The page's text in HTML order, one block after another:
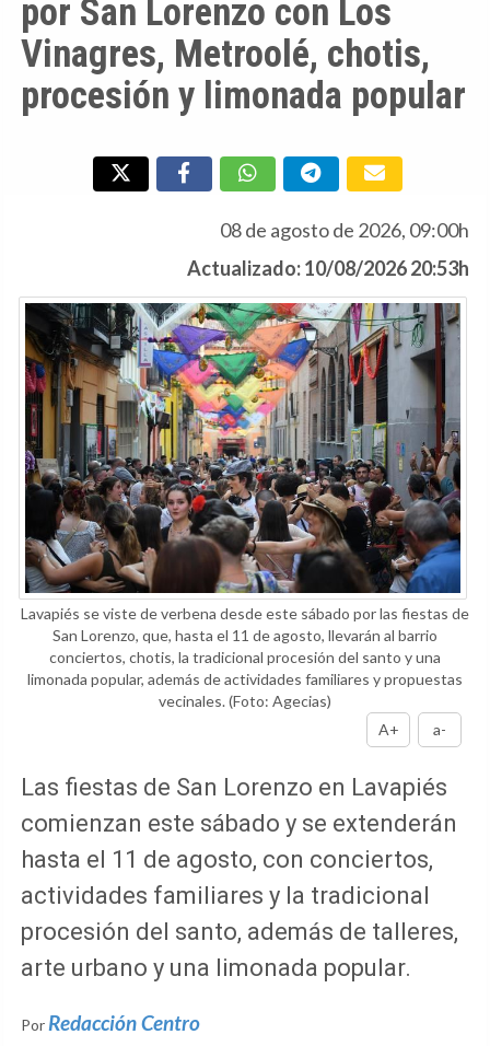
por San Lorenzo con Los
Vinagres, Metroolé, chotis,
procesión y limonada popular
08 de agosto de 2026, 09:00h
Actualizado: 10/08/2026 20:53h
Lavapiés se viste de verbena desde este sábado por las fiestas de
San Lorenzo, que, hasta el 11 de agosto, llevarán al barrio
conciertos, chotis, la tradicional procesión del santo y una
limonada popular, además de actividades familiares y propuestas
vecinales.(Foto: Agecias)
A+
a-
Las fiestas de San Lorenzo en Lavapiés
comienzan este sábado y se extenderán
hasta el 11 de agosto, con conciertos,
actividades familiares y la tradicional
procesión del santo, además de talleres,
arte urbano y una limonada popular.
Por Redacción Centro